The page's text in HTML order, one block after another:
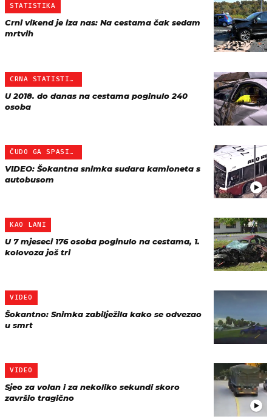
STATISTIKA
Crni vikend je iza nas: Na cestama čak sedam
mrtvih
CRNA STATISTIKA
U 2018. do danas na cestama poginulo 240
osoba
ČUDO GA SPASILO
VIDEO: Šokantna snimka sudara kamioneta s
autobusom
KAO LANI
U 7 mjeseci 176 osoba poginulo na cestama, 1.
kolovoza još tri
VIDEO
Šokantno: Snimka zabilježila kako se odvezao
u smrt
VIDEO
Sjeo za volan i za nekoliko sekundi skoro
završio tragično